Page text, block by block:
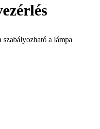
a lámpa